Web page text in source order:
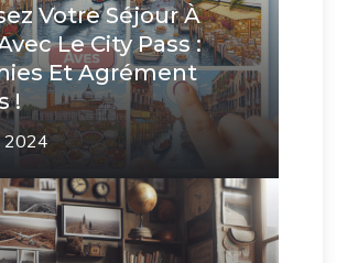
Votre Séjour À
Le City Pass :
Et Agrément
!
2024